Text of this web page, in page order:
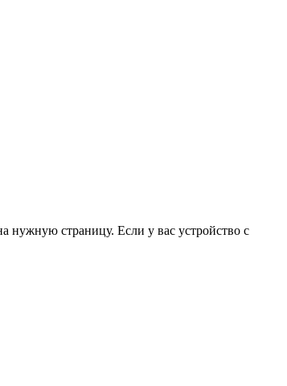
нужную страницу. Если у вас устройство с